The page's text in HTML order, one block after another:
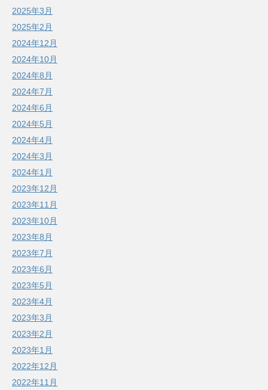
2025年3月
2025年2月
2024年12月
2024年10月
2024年8月
2024年7月
2024年6月
2024年5月
2024年4月
2024年3月
2024年1月
2023年12月
2023年11月
2023年10月
2023年8月
2023年7月
2023年6月
2023年5月
2023年4月
2023年3月
2023年2月
2023年1月
2022年12月
2022年11月